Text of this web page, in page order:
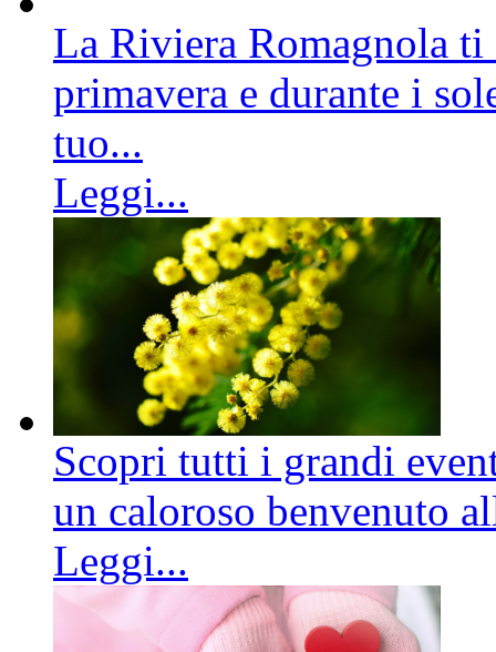
La Riviera Romagnola
primavera e durante i
tuo...
Leggi...
Scopri tutti i grandi
un caloroso benvenuto
Leggi...